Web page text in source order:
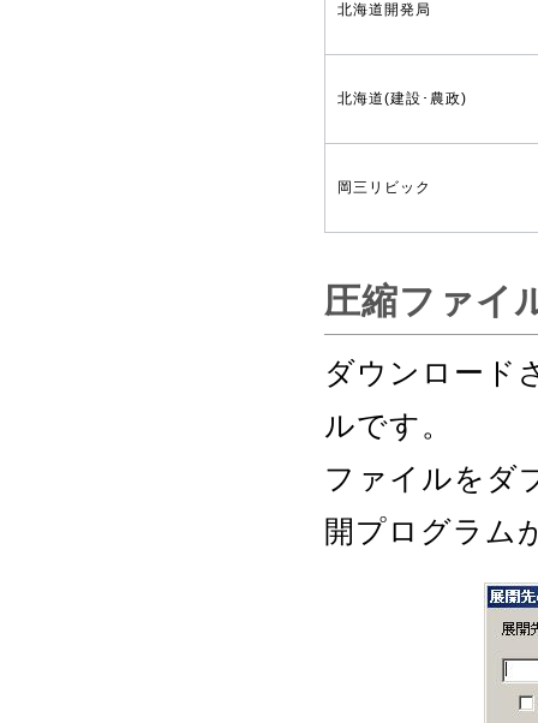
北海道開発局
北海道(建設･農政)
岡三リビック
圧縮ファイ
ダウンロード
ルです。
ファイルをダ
開プログラム